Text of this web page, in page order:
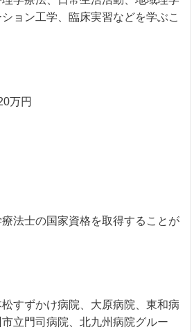
ョン工学、臨床実習などを学ぶこ
万円
法士の国家資格を取得することが
すずかけ病院、大原病院、東和病
立門司病院、北九州病院グルー